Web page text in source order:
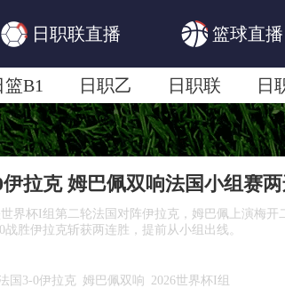
日职联直播 篮球直播
篮B1 日职乙 日职联 日
巴 日职联广岛三箭 日职联
世界杯I组第二轮法国对阵伊拉克，姆巴佩上演梅开
战胜伊拉克斩获两连胜，提前从小组出线。
国3-0伊拉克 姆巴佩双响 2026世界杯I组